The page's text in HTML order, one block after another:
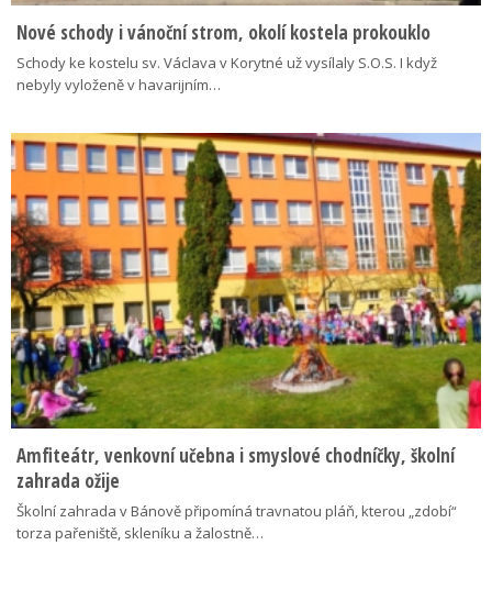
Nové schody i vánoční strom, okolí kostela prokouklo
Schody ke kostelu sv. Václava v Korytné už vysílaly S.O.S. I když
nebyly vyloženě v havarijním…
Amfiteátr, venkovní učebna i smyslové chodníčky, školní
zahrada ožije
Školní zahrada v Bánově připomíná travnatou pláň, kterou „zdobí“
torza pařeniště, skleníku a žalostně…